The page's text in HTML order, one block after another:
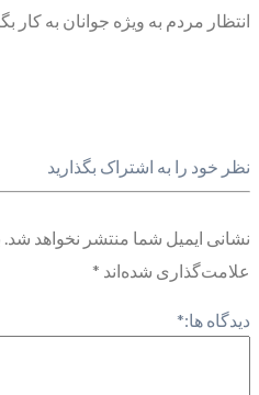
انتظار مردم به ویژه جوانان به کار
نظر خود را به اشتراک بگذارید
نشانی ایمیل شما منتشر نخواهد شد.
علامت‌گذاری شده‌اند *
دیدگاه ها:*